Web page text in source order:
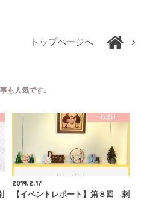
トップページへ
も人気です。
おまけ
2019.2.17
【イベントレポート】第８回 刺